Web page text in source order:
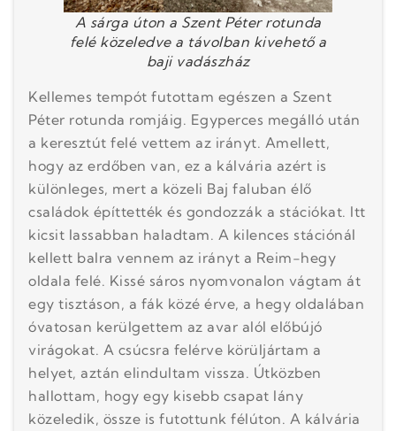
A sárga úton a Szent Péter rotunda
felé közeledve a távolban kivehető a
baji vadászház
Kellemes tempót futottam egészen a Szent
Péter rotunda romjáig. Egyperces megálló után
a keresztút felé vettem az irányt. Amellett,
hogy az erdőben van, ez a kálvária azért is
különleges, mert a közeli Baj faluban élő
családok építtették és gondozzák a stációkat. Itt
kicsit lassabban haladtam. A kilences stációnál
kellett balra vennem az irányt a Reim-hegy
oldala felé. Kissé sáros nyomvonalon vágtam át
egy tisztáson, a fák közé érve, a hegy oldalában
óvatosan kerülgettem az avar alól előbújó
virágokat. A csúcsra felérve körüljártam a
helyet, aztán elindultam vissza. Útközben
hallottam, hogy egy kisebb csapat lány
közeledik, össze is futottunk félúton. A kálvária